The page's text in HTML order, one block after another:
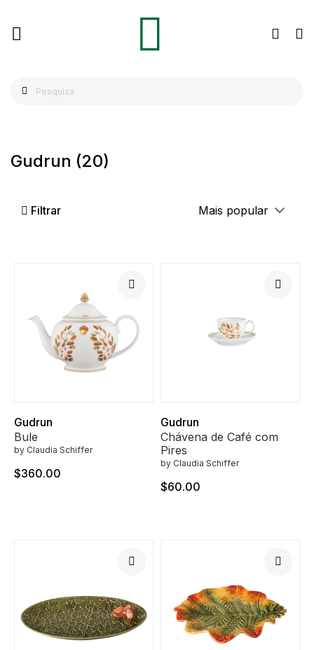
Gudrun (20)
Filtrar
Gudrun
Bule
by Claudia Schiffer
$360.00
Gudrun
Chávena de Café com
Pires
by Claudia Schiffer
$60.00